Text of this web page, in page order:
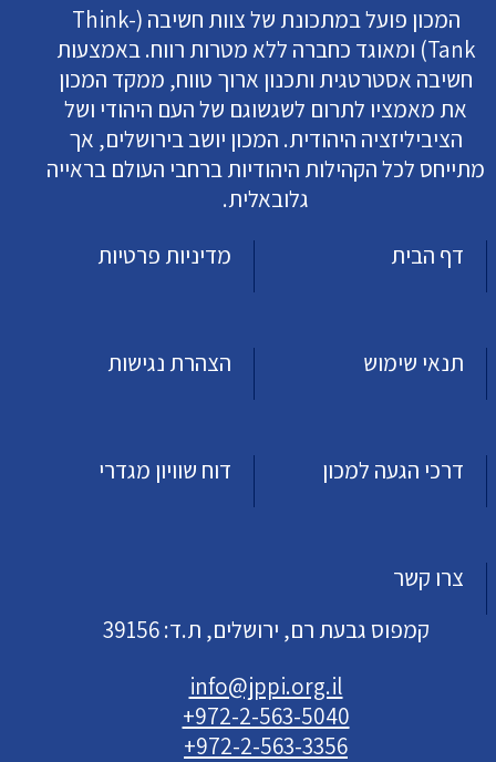
המכון פועל במתכונת של צוות חשיבה (Think-
Tank) ומאוגד כחברה ללא מטרות רווח. באמצעות
חשיבה אסטרטגית ותכנון ארוך טווח, ממקד המכון
את מאמציו לתרום לשגשוגם של העם היהודי ושל
הציביליזציה היהודית. המכון יושב בירושלים, אך
מתייחס לכל הקהילות היהודיות ברחבי העולם בראייה
גלובאלית.
דף הבית
מדיניות פרטיות
תנאי שימוש הצהרת נגישות
דרכי הגעה למכון דוח שוויון מגדרי
צרו קשר
קמפוס גבעת רם, ירושלים, ת.ד: 39156
info@jppi.org.il
+972-2-563-5040
+972-2-563-3356